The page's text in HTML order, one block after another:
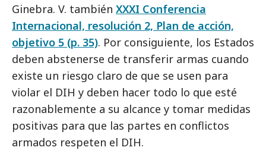
Ginebra. V. también XXXI Conferencia
Internacional, resolución 2, Plan de acción,
objetivo 5 (p. 35). Por consiguiente, los Estados
deben abstenerse de transferir armas cuando
existe un riesgo claro de que se usen para
violar el DIH y deben hacer todo lo que esté
razonablemente a su alcance y tomar medidas
positivas para que las partes en conflictos
armados respeten el DIH.